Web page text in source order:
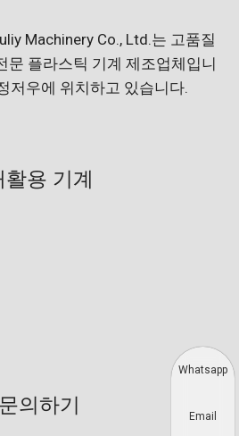
Machinery Co., Ltd.는 고품질
문 플라스틱 기계 제조업체입니
저우에 위치하고 있습니다.
활용 기계
문의하기
Whatsapp
Email